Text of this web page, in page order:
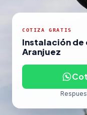
COTIZA GRATIS
Instalación de
Aranjuez